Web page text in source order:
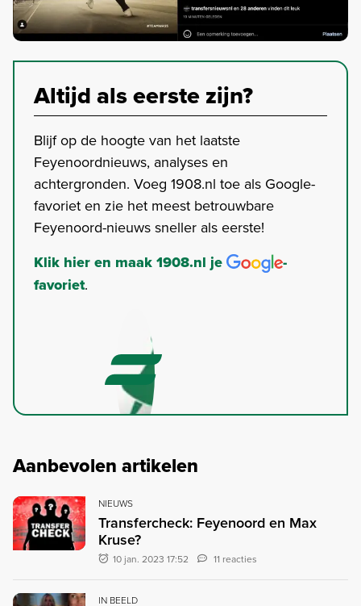
Altijd als eerste zijn?
Blijf op de hoogte van het laatste
Feyenoordnieuws, analyses en
achtergronden. Voeg 1908.nl toe als Google-
favoriet en zie het meest betrouwbare
Feyenoord-nieuws sneller als eerste!
Klik hier en maak 1908.nl je
-
favoriet.
Aanbevolen artikelen
NIEUWS
Transfercheck: Feyenoord en Max
Kruse?
10 jan. 2023 17:52 11 reacties
IN BEELD